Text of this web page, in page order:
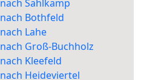
Sahlkamp
Bothfeld
Lahe
Groß-Buchholz
Kleefeld
Heideviertel